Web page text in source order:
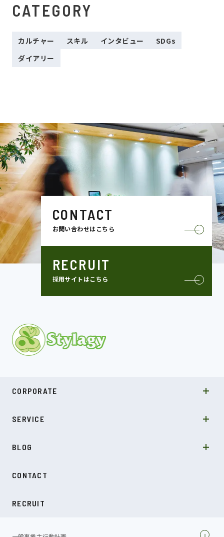
CATEGORY
カルチャー スキル インタビュー
SDGs
ダイアリー
CONTACT
お問い合わせはこちら
RECRUIT
採用サイトはこちら
CORPORATE
COMPANY
NEWS
SERVICE
受託開発
BLOG
SDGs
CONTACT
RECRUIT